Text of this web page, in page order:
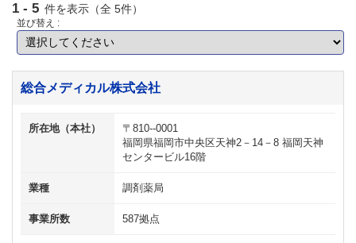
1 - 5 件を表示（全 5件）
並び替え :
総合メディカル株式会社
所在地（本社）
〒810--0001
福岡県福岡市中央区天神2－14－8 福岡天神
センタービル16階
業種 調剤薬局
事業所数 587拠点